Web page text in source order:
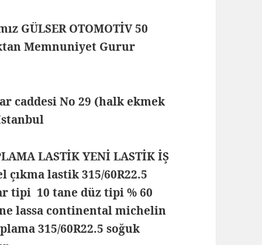
GÜLSER OTOMOTİV 50
Memnuniyet Gurur
caddesi No 29 (halk ekmek
LASTİK YENİ LASTİK İŞ
çıkma lastik 315/60R22.5
tipi 10 tane düz tipi % 60
lassa continental michelin
315/60R22.5 soğuk